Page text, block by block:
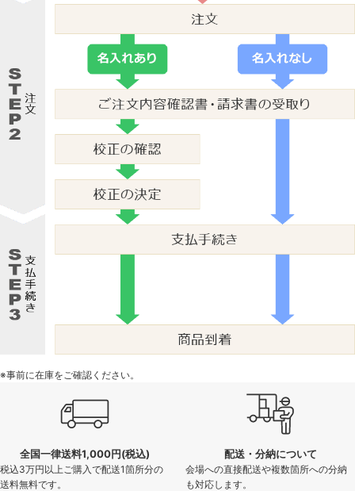
※事前に在庫をご確認ください。
全国一律送料1,000円(税込)
税込3万円以上ご購入で配送1箇所分の
送料無料です。
配送・分納について
会場への直接配送や複数箇所への分納
も対応します。